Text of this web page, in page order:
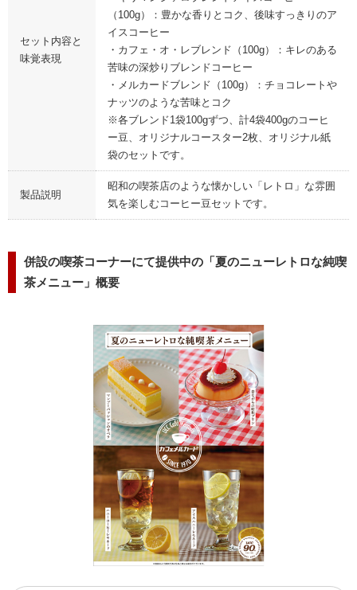
セット内容と
味覚表現
（100g）：豊かな香りとコク、後味すっきりのア
イスコーヒー
・カフェ・オ・レブレンド（100g）：キレのある
苦味の深炒りブレンドコーヒー
・メルカードブレンド（100g）：チョコレートや
ナッツのような苦味とコク
※各ブレンド1袋100gずつ、計4袋400gのコーヒ
ー豆、オリジナルコースター2枚、オリジナル紙
袋のセットです。
製品説明
昭和の喫茶店のような懐かしい「レトロ」な雰囲
気を楽しむコーヒー豆セットです。
併設の喫茶コーナーにて提供中の「夏のニューレトロな純喫
茶メニュー」概要